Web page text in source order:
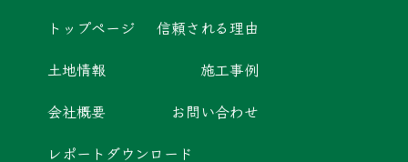
トップページ
信頼される理由
土地情報
施工事例
会社概要
お問い合わせ
レポートダウンロード